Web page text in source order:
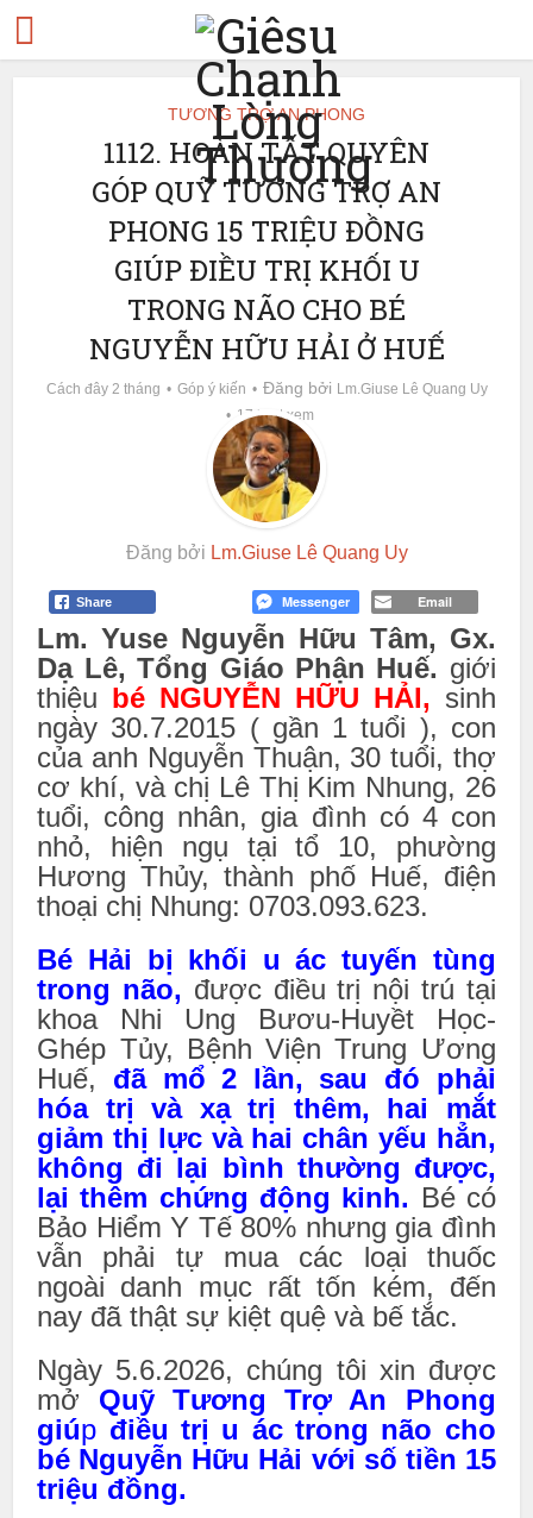
TƯƠNG TRỢ AN PHONG
1112. HOÀN TẤT QUYÊN
GÓP QUỸ TƯƠNG TRỢ AN
PHONG 15 TRIỆU ĐỒNG
GIÚP ĐIỀU TRỊ KHỐI U
TRONG NÃO CHO BÉ
NGUYỄN HỮU HẢI Ở HUẾ
Cách đây 2 tháng Góp ý kiến Đăng bởi Lm.Giuse Lê Quang Uy
17 lượt xem
Đăng bởi Lm.Giuse Lê Quang Uy
Share Messenger Email
Lm. Yuse Nguyễn Hữu Tâm, Gx.
Dạ Lê, Tổng Giáo Phận Huế. giới
thiệu bé NGUYỄN HỮU HẢI, sinh
ngày 30.7.2015 ( gần 1 tuổi ), con
của anh Nguyễn Thuận, 30 tuổi, thợ
cơ khí, và chị Lê Thị Kim Nhung, 26
tuổi, công nhân, gia đình có 4 con
nhỏ, hiện ngụ tại tổ 10, phường
Hương Thủy, thành phố Huế, điện
thoại chị Nhung: 0703.093.623.
Bé Hải bị khối u ác tuyến tùng
trong não, được điều trị nội trú tại
khoa Nhi Ung Bươu-Huy‎ềt Học-
Ghép Tủy, Bệnh Viện Trung Ương
Huế,
đã mổ 2 lần, sau đó phải
hóa trị và xạ trị thêm, hai mắt
giảm thị lực và hai chân yếu hẳn,
không đi lại bình thường được,
lại thêm chứng động kinh. Bé có
Bảo Hiểm Y Tế 80% nhưng gia đình
vẫn phải tự mua các loại thuốc
ngoài danh mục rất tốn kém, đến
nay đã thật sự kiệt quệ và bế tắc.
Ngày 5.6.2026, chúng tôi xin được
mở Quỹ Tương Trợ An Phong
giúp điều trị u ác trong não cho
bé Nguyễn Hữu Hải với số tiền 15
triệu đồng.